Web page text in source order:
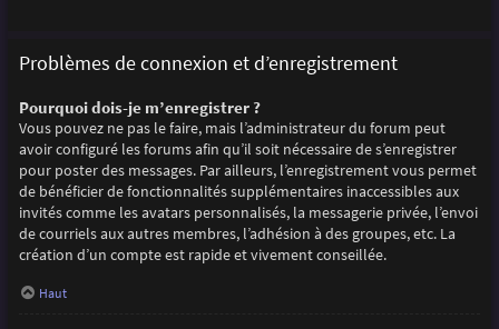
Problèmes de connexion et d’enregistrement
Pourquoi dois-je m’enregistrer ?
Vous pouvez ne pas le faire, mais l’administrateur du forum peut
avoir configuré les forums afin qu’il soit nécessaire de s’enregistrer
pour poster des messages. Par ailleurs, l’enregistrement vous permet
de bénéficier de fonctionnalités supplémentaires inaccessibles aux
invités comme les avatars personnalisés, la messagerie privée, l’envoi
de courriels aux autres membres, l’adhésion à des groupes, etc. La
création d’un compte est rapide et vivement conseillée.
Haut